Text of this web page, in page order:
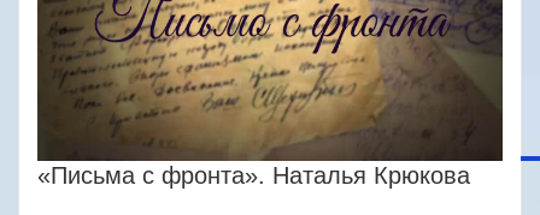
«Письма с фронта». Наталья Крюкова